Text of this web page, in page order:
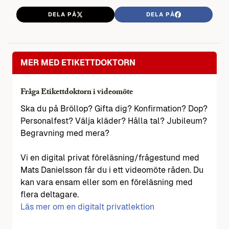
DELA PÅ DELA PÅ
MER MED ETIKETTDOKTORN
Fråga Etikettdoktorn i videomöte
Ska du på Bröllop? Gifta dig? Konfirmation? Dop?
Personalfest? Välja kläder? Hålla tal? Jubileum?
Begravning med mera?
Vi en digital privat föreläsning/frågestund med
Mats Danielsson får du i ett videomöte råden. Du
kan vara ensam eller som en föreläsning med
flera deltagare.
Läs mer om en digitalt privatlektion